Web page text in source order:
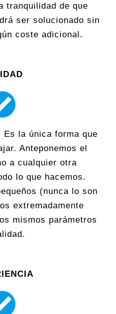
tranquilidad de que
ser solucionado sin
coste adicional.
Es la única forma que
Anteponemos el
a cualquier otra
lo que hacemos.
(nunca lo son
extremadamente
mismos parámetros